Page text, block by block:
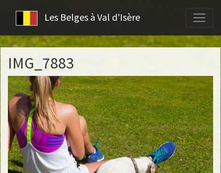
Les Belges à Val d'Isère
IMG_7883